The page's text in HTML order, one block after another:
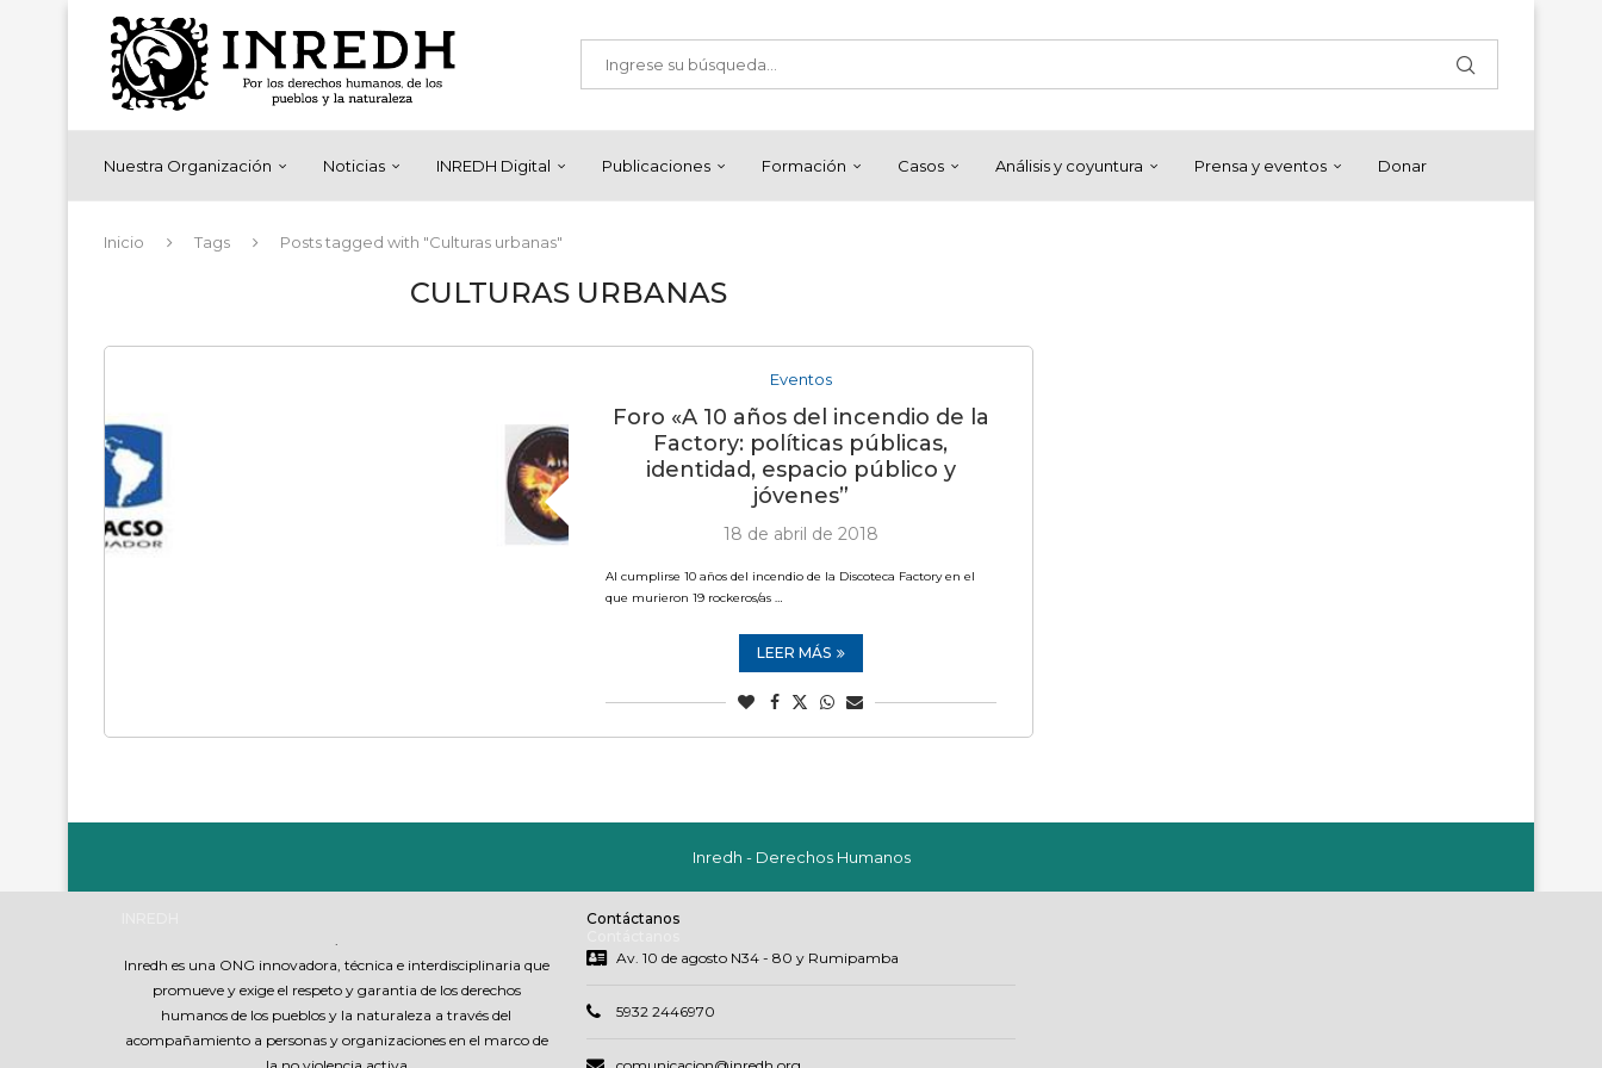
Nuestra Organización Noticias INREDH Digital Publicaciones Formación Casos Análisis y coyuntura Prensa y eventos Donar
Inicio Tags Posts tagged with "Culturas urbanas"
CULTURAS URBANAS
Eventos
Foro «A 10 años del incendio de la
Factory: políticas públicas,
identidad, espacio público y
jóvenes”
18 de abril de 2018
Al cumplirse 10 años del incendio de la Discoteca Factory en el
que murieron 19 rockeros/as …
LEER MÁS
Inredh - Derechos Humanos
.
Inredh es una ONG innovadora, técnica e interdisciplinaria que
promueve y exige el respeto y garantia de los derechos
humanos de los pueblos y la naturaleza a través del
acompañamiento a personas y organizaciones en el marco de
Contáctanos
Av. 10 de agosto N34 - 80 y Rumipamba
5932 2446970